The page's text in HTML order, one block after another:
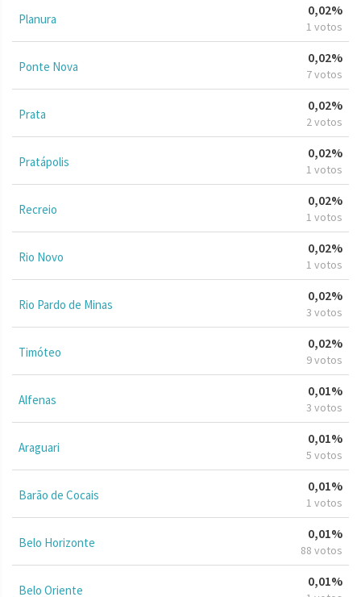
Planura
0,02%
1 votos
Ponte Nova
0,02%
7 votos
Prata
0,02%
2 votos
Pratápolis
0,02%
1 votos
Recreio
0,02%
1 votos
Rio Novo
0,02%
1 votos
Rio Pardo de Minas
0,02%
3 votos
Timóteo
0,02%
9 votos
Alfenas
0,01%
3 votos
Araguari
0,01%
5 votos
Barão de Cocais
0,01%
1 votos
Belo Horizonte
0,01%
88 votos
Belo Oriente
0,01%